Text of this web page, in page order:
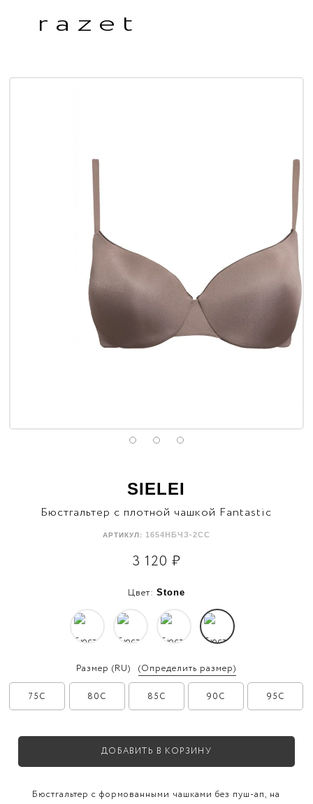
razet
SIELEI
Бюстгальтер с плотной чашкой Fantastic
АРТИКУЛ: 1654НБЧЗ-2СС
3 120 ₽
Цвет: Stone
Размер (RU) (Определить размер)
75C 80C 85C 90C 95C
ДОБАВИТЬ В КОРЗИНУ
Бюстгальтер с формованными чашками без пуш-ап, на